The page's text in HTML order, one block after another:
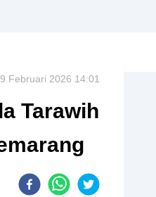
Februari 2026 14:01
Tarawih